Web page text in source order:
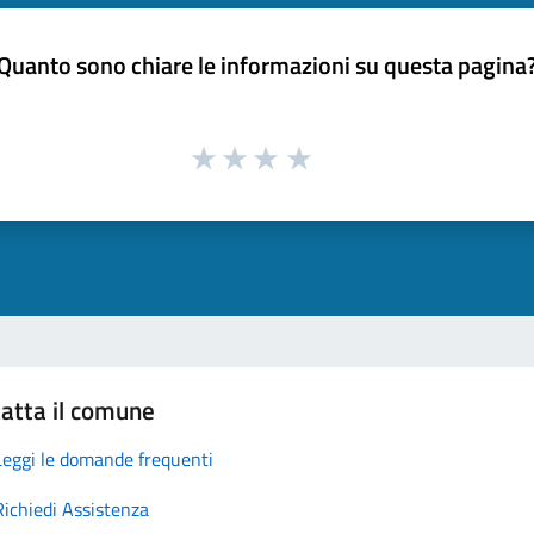
sono chiare le informazioni su questa
il comune
le domande frequenti
Assistenza